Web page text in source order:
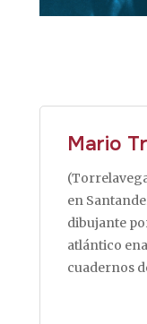
Mario
en
dibujante
atlántico
cuadernos